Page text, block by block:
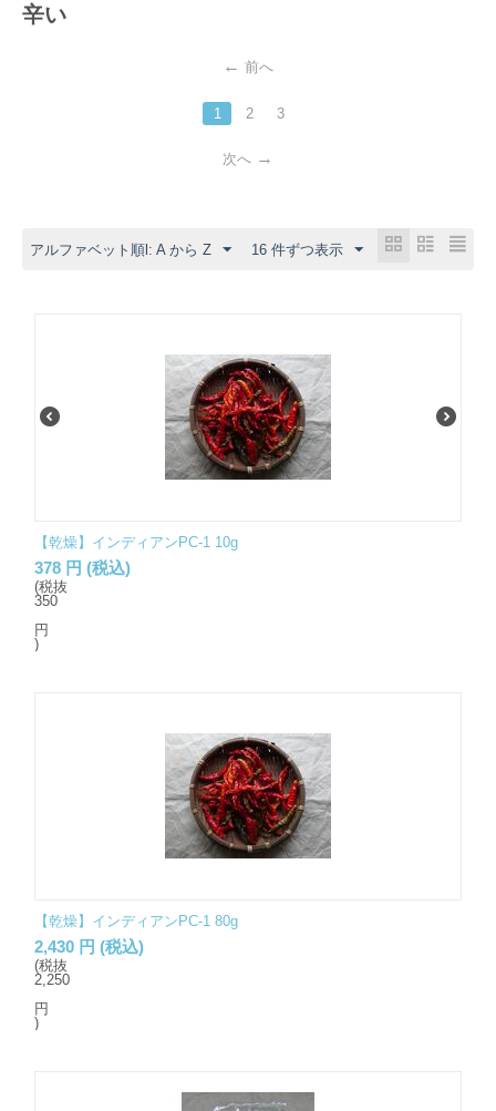
辛い
前へ
1 2 3
次へ
アルファベット順l: A から Z 16 件ずつ表示
【乾燥】インディアンPC-1 10g
378 円 (税込)
(税抜
350
円
)
【乾燥】インディアンPC-1 80g
2,430 円 (税込)
(税抜
2,250
円
)